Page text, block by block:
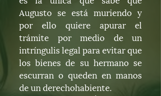
Augusto se está muriendo y
por ello quiere apurar el
trámite por medio de un
intríngulis legal para evitar que
los bienes de su hermano se
escurran o queden en manos
de un derechohabiente.